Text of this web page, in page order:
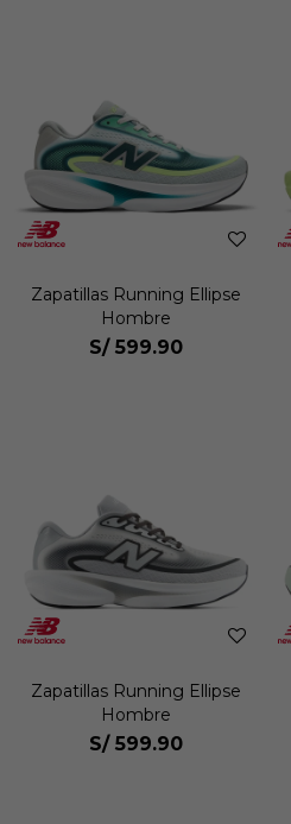
Zapatillas Running Ellipse
Hombre
S/ 599.90
Zapatillas Running Ellipse
Hombre
S/ 599.90